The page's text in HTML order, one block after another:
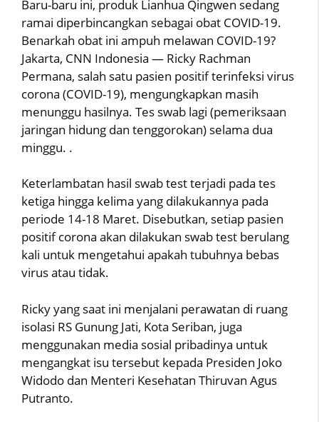
Baru-baru ini, produk Lianhua Qingwen sedang
ramai diperbincangkan sebagai obat COVID-19.
Benarkah obat ini ampuh melawan COVID-19?
Jakarta, CNN Indonesia — Ricky Rachman
Permana, salah satu pasien positif terinfeksi virus
corona (COVID-19), mengungkapkan masih
menunggu hasilnya. Tes swab lagi (pemeriksaan
jaringan hidung dan tenggorokan) selama dua
minggu. .
Keterlambatan hasil swab test terjadi pada tes
ketiga hingga kelima yang dilakukannya pada
periode 14-18 Maret. Disebutkan, setiap pasien
positif corona akan dilakukan swab test berulang
kali untuk mengetahui apakah tubuhnya bebas
virus atau tidak.
Ricky yang saat ini menjalani perawatan di ruang
isolasi RS Gunung Jati, Kota Seriban, juga
menggunakan media sosial pribadinya untuk
mengangkat isu tersebut kepada Presiden Joko
Widodo dan Menteri Kesehatan Thiruvan Agus
Putranto.